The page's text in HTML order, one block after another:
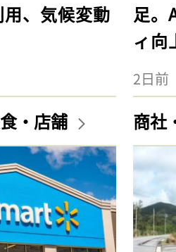
、気候変動
足。
ィ向
2日前
・店舗 商社